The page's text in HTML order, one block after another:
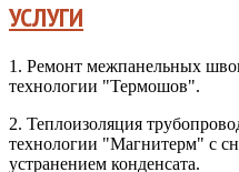
УСЛУГИ
1. Ремонт межпанельных
технологии "Термошов".
2. Теплоизоляция
технологии "Магнитерм" с
устранением конденсата.